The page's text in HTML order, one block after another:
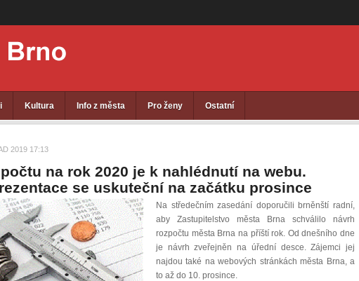
Kultura Info z města Pro ženy Ostatní
2019 17:13
na rok 2020 je k nahlédnutí na webu.
se uskuteční na začátku prosince
Na středečním zasedání doporučili brněnští radní,
aby Zastupitelstvo města Brna schválilo návrh
rozpočtu města Brna na příští rok. Od dnešního dne
je návrh zveřejněn na úřední desce. Zájemci jej
najdou také na webových stránkách města Brna, a
to až do 10. prosince.